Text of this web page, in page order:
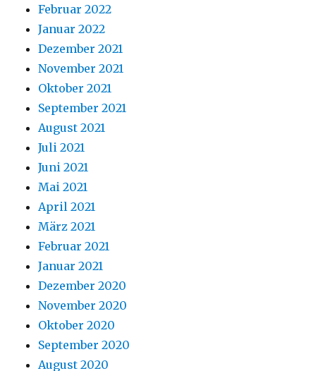
Februar 2022
Januar 2022
Dezember 2021
November 2021
Oktober 2021
September 2021
August 2021
Juli 2021
Juni 2021
Mai 2021
April 2021
März 2021
Februar 2021
Januar 2021
Dezember 2020
November 2020
Oktober 2020
September 2020
August 2020